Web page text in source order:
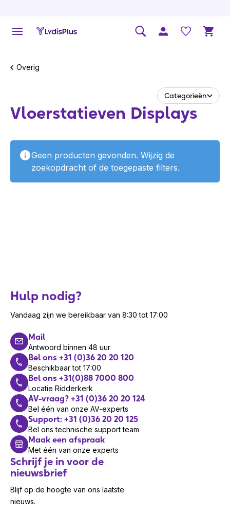
Overig
Categorieën
Vloersta­tieven Displays
Geen producten gevonden. Wijzig de
zoekopdracht of de toegepaste filters.
Hulp nodig?
Vandaag zijn we bereikbaar van 8:30 tot 17:00
Mail
Antwoord binnen 48 uur
Bel ons +31 (0)36 20 20 120
Beschikbaar tot 17:00
Bel ons +31(0)88 7000 800
Locatie Ridderkerk
AV-vraag? +31 (0)36 20 20 124
Bel één van onze AV-experts
Support: +31 (0)36 20 20 125
Bel ons technische support team
Maak een afspraak
Met één van onze experts
Schrijf je in voor de
nieuwsbrief
Blijf op de hoogte van ons laatste
nieuws.